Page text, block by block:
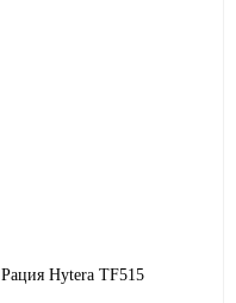
Рация Hytera TF515